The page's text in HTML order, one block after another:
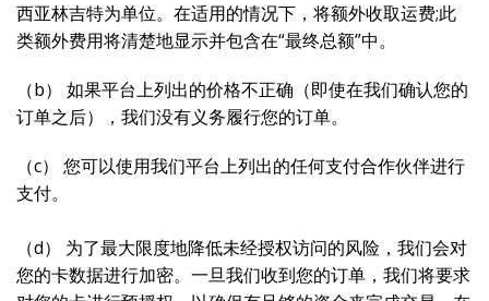
西亚林吉特为单位。在适用的情况下，将额外收取运费;此
类额外费用将清楚地显示并包含在“最终总额”中。
（b） 如果平台上列出的价格不正确（即使在我们确认您的
订单之后），我们没有义务履行您的订单。
（c） 您可以使用我们平台上列出的任何支付合作伙伴进行
支付。
（d） 为了最大限度地降低未经授权访问的风险，我们会对
您的卡数据进行加密。一旦我们收到您的订单，我们将要求